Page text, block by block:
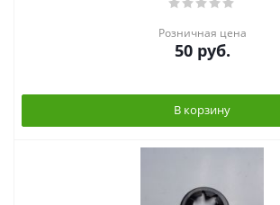
Розничная цена
50руб.
В корзину